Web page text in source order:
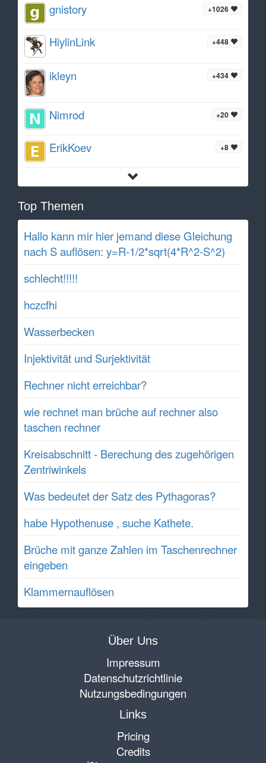
+1026
gnistory
+448
HiylinLink
+434
ikleyn
+20
Nimrod
+8
ErikKoev
Top Themen
Hallo kann mir hier jemand diese Gleichung
nach S auflösen: y=R-1/2*sqrt(4*R^2-S^2)
schlecht!!!!!
hczcfhi
Wasserbecken
Injektivität und Surjektivität
Rechner nicht erreichbar?
wie rechnet man brüche auf rechner also
taschen rechner
Kreisabschnitt - Berechung des zugehörigen
Zentriwinkels
Was bedeutet der Satz des Pythagoras?
habe Hypothenuse , suche Kathete.
Brüche mit ganze Zahlen im Taschenrechner
eingeben
Klammernauflösen
Über Uns
Impressum
Datenschutzrichtlinie
Nutzungsbedingungen
Links
Pricing
Credits